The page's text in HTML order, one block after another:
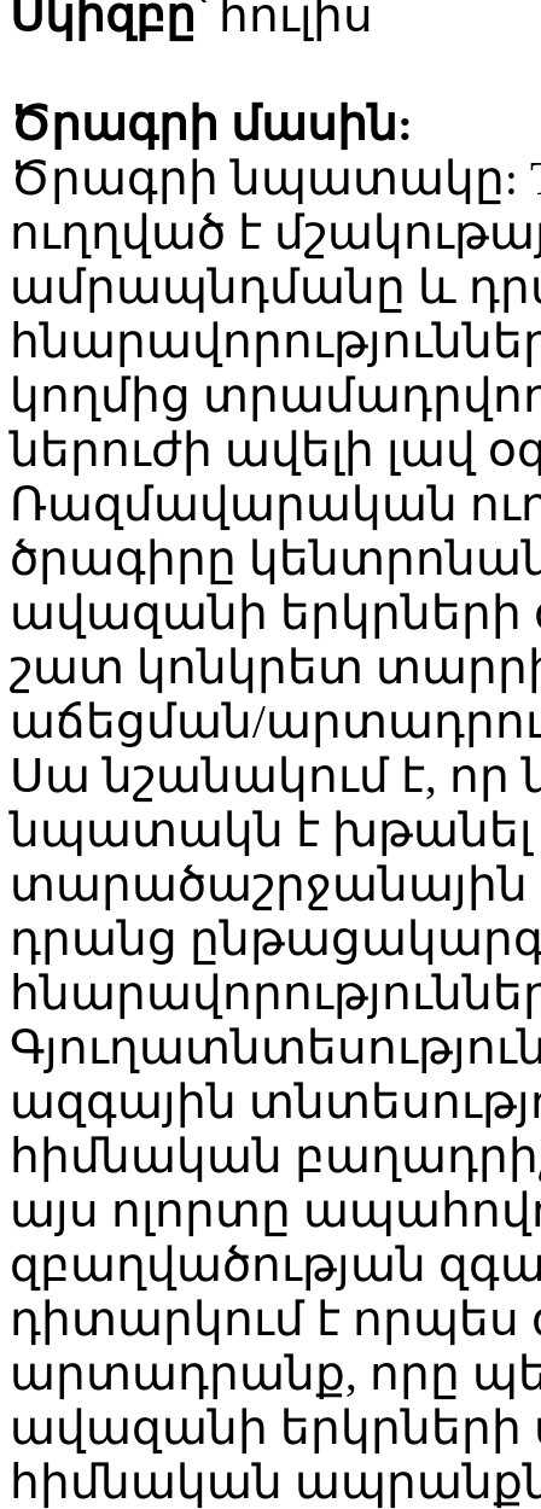
Սկիզբը՝ հուլիս
Ծրագրի մասին:
Ծրագրի նպատակը:
ուղղված է
ամրապնդմանը և
կողմից
ներուժի ավելի լավ
Ռազմավարական
ծրագիրը
ավազանի երկրների
շատ կոնկրետ
աճեցման/
Սա նշանակում է,
նպատակն է խթանել
դրանց
ազգային
հիմնական
այս ոլորտը
զբաղվածության
դիտարկում է
արտադրանք, որը
ավազանի երկրների
հիմնական